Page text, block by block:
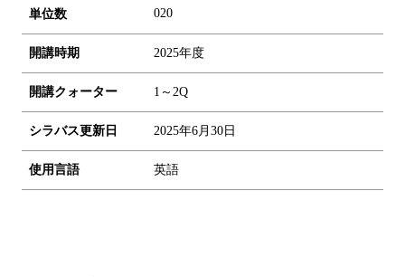
単位数 020
開講時期 2025年度
開講クォーター 1～2Q
シラバス更新日 2025年6月30日
使用言語 英語